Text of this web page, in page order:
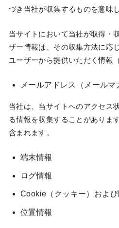
づき当社が収集するものを意味し
当サイトにおいて当社が取得・
ザー情報は、その収集方法に応
ユーザーから提供いただく情報
メールアドレス（メールマ
当社は、当サイトへのアクセス
る情報を収集することがありま
含まれます。
端末情報
ログ情報
Cookie（クッキー）およ
位置情報